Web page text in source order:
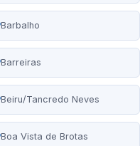
Barbalho
Barreiras
Beiru/Tancredo Neves
Boa Vista de Brotas